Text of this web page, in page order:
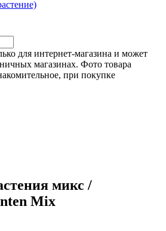
для интернет-магазина и может
магазинах. Фото товара
при покупке
микс /
Mix